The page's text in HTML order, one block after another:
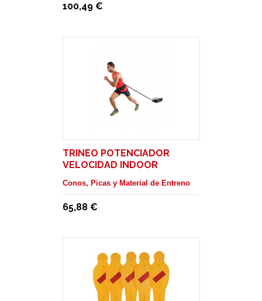
100,49 €
TRINEO POTENCIADOR
VELOCIDAD INDOOR
Conos, Picas y Material de Entreno
65,88 €